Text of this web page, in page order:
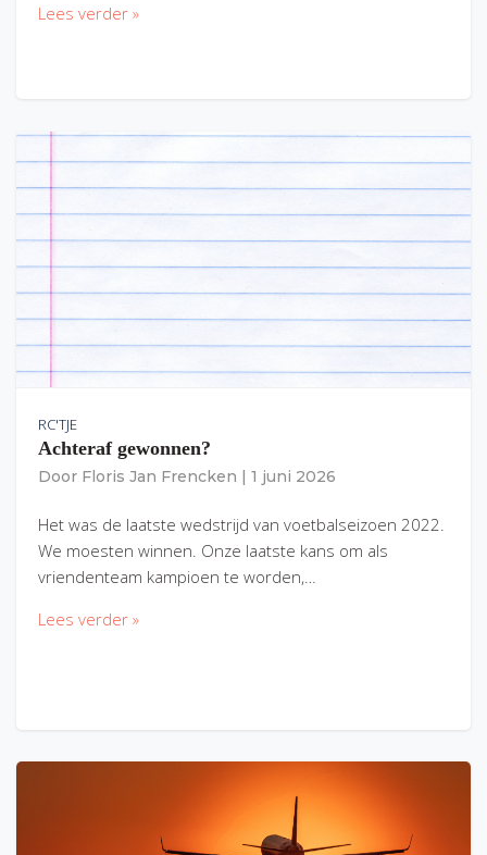
Lees verder »
RC'TJE
Achteraf gewonnen?
Door Floris Jan Frencken 1 juni 2026
Het was de laatste wedstrijd van voetbalseizoen 2022.
We moesten winnen. Onze laatste kans om als
vriendenteam kampioen te worden,…
Lees verder »